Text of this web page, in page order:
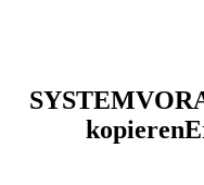
kopieren